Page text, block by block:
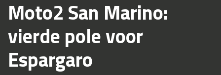
Moto2 San Marino:
vierde pole voor
Espargaro